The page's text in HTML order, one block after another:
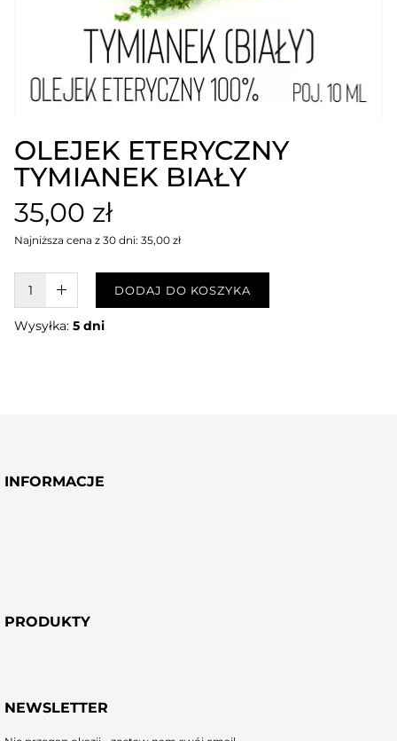
OLEJEK ETERYCZNY
TYMIANEK BIAŁY
35,00 zł
Najniższa cena z 30 dni: 35,00 zł
W KOSZYKU :)DODAJ DO KOSZYKA
Wysyłka:5 dni
INFORMACJE
PRODUKTY
NEWSLETTER